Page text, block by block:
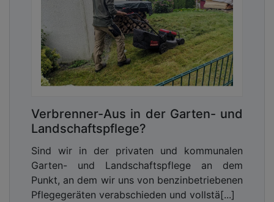
Verbrenner-Aus in der Garten- und
Landschaftspflege?
Sind wir in der privaten und kommunalen
Garten- und Landschaftspflege an dem
Punkt, an dem wir uns von benzinbetriebenen
Pflegegeräten verabschieden und vollstä[...]